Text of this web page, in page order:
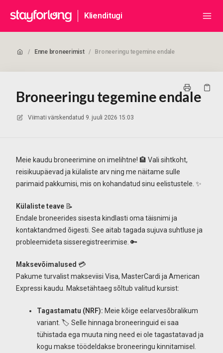
Klienditugi
/ Enne broneerimist / Broneeringu tegemine endale
Broneeringu tegemine endale
Viimati värskendatud 9. juuli 2026 15:03
Meie kaudu broneerimine on imelihtne! 🏨 Vali sihtkoht,
reisikuupäevad ja külaliste arv ning me näitame sulle
parimaid pakkumisi, mis on kohandatud sinu eelistustele. ✨
Külaliste teave 📝
Endale broneerides sisesta kindlasti oma täisnimi ja
kontaktandmed õigesti. See aitab tagada sujuva suhtluse ja
probleemideta sisseregistreerimise. 🔑
Maksevõimalused 💳
Pakume turvalist makseviisi Visa, MasterCardi ja American
Expressi kaudu. Maksetähtaeg sõltub valitud kursist:
Tagastamatu (NRF): Meie kõige eelarvesõbralikum
variant. 🏷️ Selle hinnaga broneeringuid ei saa
tühistada ega muuta ning need ei ole tagastatavad ja
kogu makse töödeldakse broneeringu kinnitamisel.